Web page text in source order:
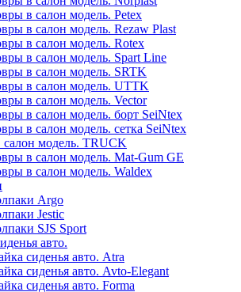
в салон модель. Petex
в салон модель. Rezaw Plast
в салон модель. Rotex
в салон модель. Spart Line
в салон модель. SRTK
в салон модель. UTTK
в салон модель. Vector
в салон модель. борт SeiNtex
в салон модель. сетка SeiNtex
модель. TRUCK
в салон модель. Mat-Gum GE
в салон модель. Waldex
Argo
Jestic
SJS Sport
авто.
сиденья авто. Atra
сиденья авто. Avto-Elegant
сиденья авто. Forma